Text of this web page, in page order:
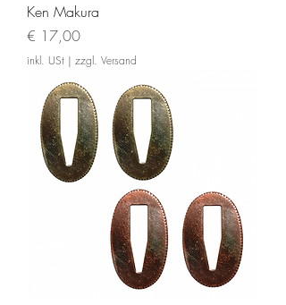
Ken Makura
Preis
€ 17,00
inkl. USt | zzgl. Versand